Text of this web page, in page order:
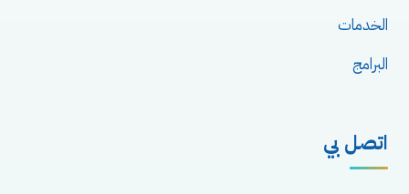
الخدمات
البرامج
اتصل بي